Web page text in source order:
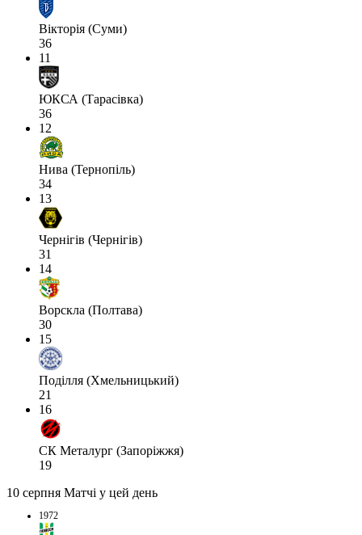
Вікторія (Суми)
36
11
ЮКСА (Тарасівка)
36
12
Нива (Тернопіль)
34
13
Чернігів (Чернігів)
31
14
Ворскла (Полтава)
30
15
Поділля (Хмельницький)
21
16
СК Металург (Запоріжжя)
19
10 серпня Матчі у цей день
1972